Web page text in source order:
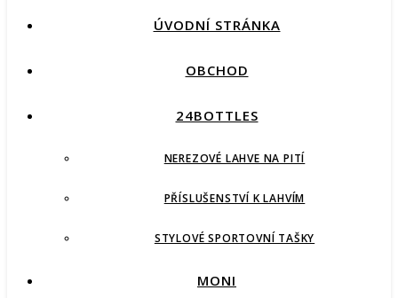
ÚVODNÍ STRÁNKA
OBCHOD
24BOTTLES
NEREZOVÉ LAHVE NA PITÍ
PŘÍSLUŠENSTVÍ K LAHVÍM
STYLOVÉ SPORTOVNÍ TAŠKY
MONI